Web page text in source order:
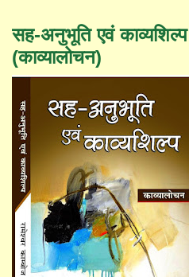
सह-अनुभूति एवं काव्यशिल्प
(काव्यालोचन)